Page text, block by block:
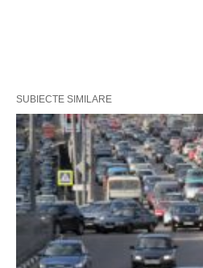
SUBIECTE SIMILARE